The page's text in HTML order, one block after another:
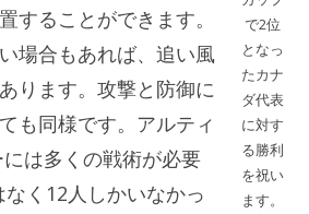
で2位
となっ
たカナ
ダ代表
に対す
る勝利
を祝い
ます。
することができます。
場合もあれば、追い風
ります。攻撃と防御に
も同様です。アルティ
は多くの戦術が必要
く12人しかいなかっ